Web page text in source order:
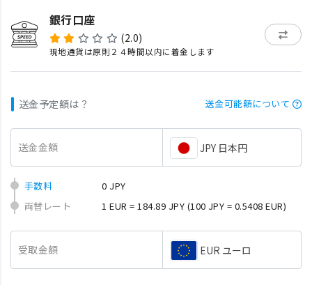
銀行口座
(2.0)
現地通貨は原則２４時間以内に着金します
送金予定額は？ 送金可能額について
送金金額 JPY 日本円
手数料
0 JPY
両替レート
1 EUR = 184.89 JPY (100 JPY = 0.5408 EUR)
受取金額 EUR ユーロ